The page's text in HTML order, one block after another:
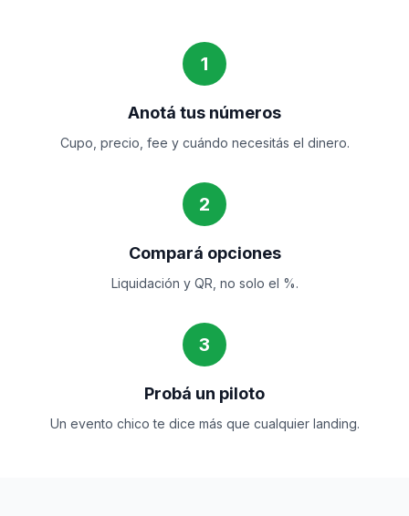
1
Anotá tus números
Cupo, precio, fee y cuándo necesitás el dinero.
2
Compará opciones
Liquidación y QR, no solo el %.
3
Probá un piloto
Un evento chico te dice más que cualquier landing.